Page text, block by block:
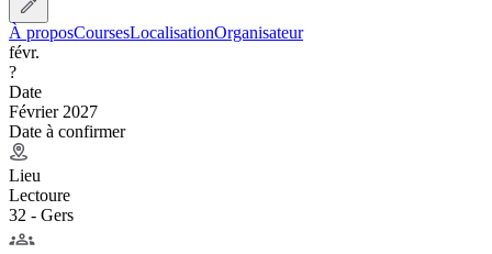
À proposCoursesLocalisationOrganisateur
févr.
?
Date
Février 2027
Date à confirmer
Lieu
Lectoure
32 - Gers